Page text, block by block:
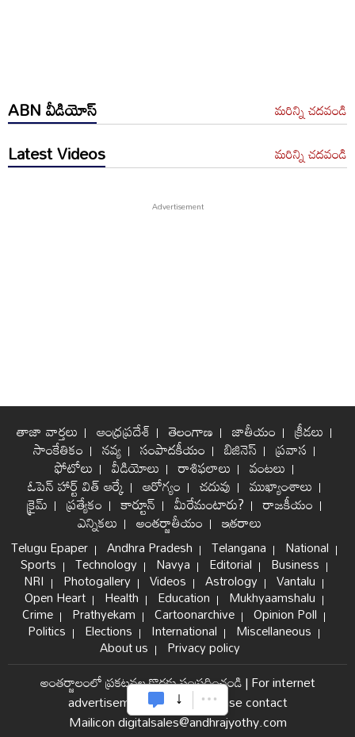
ABN వీడియోస్ మరిన్ని చదవండి
Latest Videos మరిన్ని చదవండి
తాజా వార్తలు ఆంధ్రప్రదేశ్ తెలంగాణ జాతీయం క్రీడలు
సాంకేతికం నవ్య సంపాదకీయం బిజినెస్ ప్రవాస
ఫోటోలు వీడియోలు రాశిఫలాలు వంటలు
ఓపెన్ హార్ట్ విత్ ఆర్కే ఆరోగ్యం చదువు ముఖ్యాంశాలు
క్రైమ్ ప్రత్యేకం కార్టూన్ మీరేమంటారు? రాజకీయం
ఎన్నికలు అంతర్జాతీయం ఇతరాలు
Telugu Epaper Andhra Pradesh Telangana National
Sports Technology Navya Editorial Business
NRI Photogallery Videos Astrology Vantalu
Open Heart Health Education Mukhyaamshalu
Crime Prathyekam Cartoonarchive Opinion Poll
Politics Elections International Miscellaneous
About us Privacy policy
అంతర్జాలంలో ప్రకటనల కొరకు సంప్రదించండి|For internet
advertisement and sales please contact
Mailicon digitalsales@andhrajyothy.com